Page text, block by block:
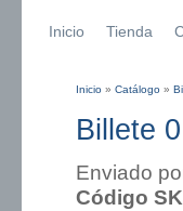
Inicio Tienda
Inicio » Catálogo »
Billete
Enviado
Código